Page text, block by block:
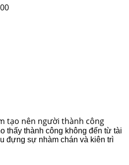
thấy thành công không đến từ tài
đựng sự nhàm chán và kiên trì